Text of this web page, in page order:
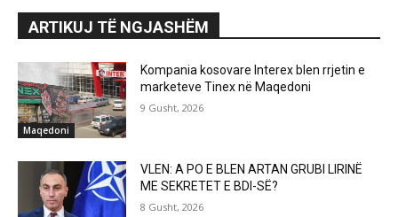
ARTIKUJ TË NGJASHËM
Maqedoni
Kompania kosovare Interex blen rrjetin e
marketeve Tinex në Maqedoni
9 Gusht, 2026
VLEN: A PO E BLEN ARTAN GRUBI LIRINË
ME SEKRETET E BDI-SË?
8 Gusht, 2026